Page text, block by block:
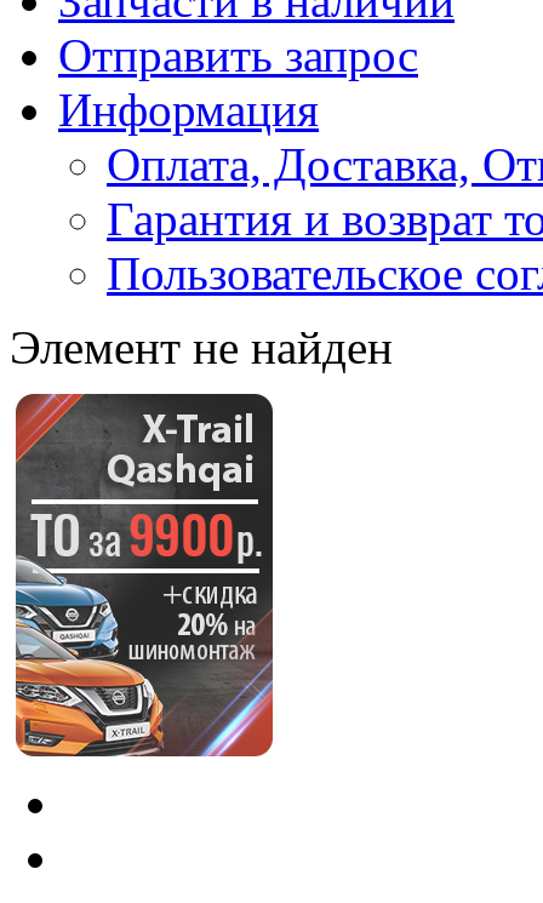
Отправить запрос
Информация
Оплата, Доставка,
Гарантия и возврат
Пользовательское
Элемент не найден